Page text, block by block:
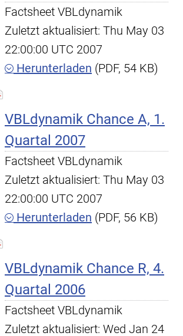
Factsheet VBLdynamik
Zuletzt aktualisiert: Thu May 03
22:00:00 UTC 2007
Herunterladen (PDF, 54 KB)
VBLdynamik Chance A, 1.
Quartal 2007
Factsheet VBLdynamik
Zuletzt aktualisiert: Thu May 03
22:00:00 UTC 2007
Herunterladen (PDF, 56 KB)
VBLdynamik Chance R, 4.
Quartal 2006
Factsheet VBLdynamik
Zuletzt aktualisiert: Wed Jan 24